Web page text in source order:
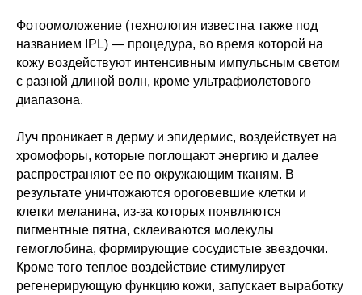
Фотоомоложение (технология известна также под
названием IPL) — процедура, во время которой на
кожу воздействуют интенсивным импульсным светом
с разной длиной волн, кроме ультрафиолетового
диапазона.
Луч проникает в дерму и эпидермис, воздействует на
хромофоры, которые поглощают энергию и далее
распространяют ее по окружающим тканям. В
результате уничтожаются ороговевшие клетки и
клетки меланина, из-за которых появляются
пигментные пятна, склеиваются молекулы
гемоглобина, формирующие сосудистые звездочки.
Кроме того теплое воздействие стимулирует
регенерирующую функцию кожи, запускает выработку